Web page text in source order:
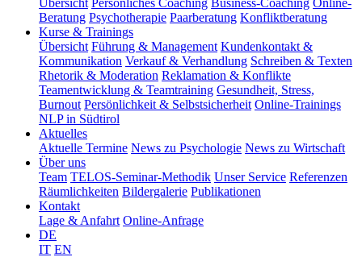
Übersicht Persönliches Coaching Business-Coaching Online-
Beratung Psychotherapie Paarberatung Konfliktberatung
Kurse & Trainings
Übersicht Führung & Management Kundenkontakt &
Kommunikation Verkauf & Verhandlung Schreiben & Texten
Rhetorik & Moderation Reklamation & Konflikte
Teamentwicklung & Teamtraining Gesundheit, Stress,
Burnout Persönlichkeit & Selbstsicherheit Online-Trainings
NLP in Südtirol
Aktuelles
Aktuelle Termine News zu Psychologie News zu Wirtschaft
Über uns
Team TELOS-Seminar-Methodik Unser Service Referenzen
Räumlichkeiten Bildergalerie Publikationen
Kontakt
Lage & Anfahrt Online-Anfrage
DE
IT EN